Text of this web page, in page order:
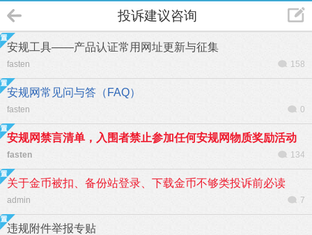
投诉建议咨询
安规工具——产品认证常用网址更新与征集
fasten 158
安规网常见问与答（FAQ）
fasten 0
安规网禁言清单，入围者禁止参加任何安规网物质奖励活动
fasten 134
关于金币被扣、备份站登录、下载金币不够类投诉前必读
admin 7
违规附件举报专贴